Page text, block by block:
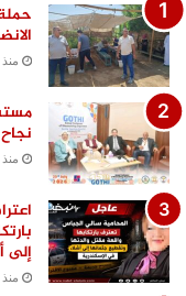
إلى